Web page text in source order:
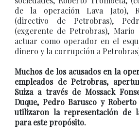
de la operación Lava Jato),
(directivo de Petrobras),
(exgerente de Petrobras), Mario
actuar como operador en el
dinero y la corrupción a
Muchos de los acusados en la
empleados de Petrobras,
Suiza a través de Mossack
Duque, Pedro Barusco y Roberto
utilizaron la representación de
para este propósito.